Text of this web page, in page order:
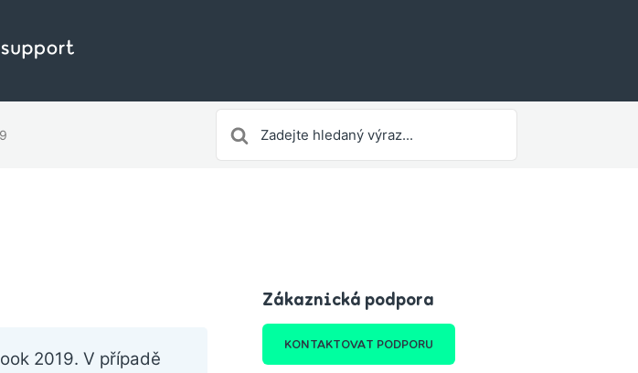
For
2019. V případě
Zákaznická podpora
KONTAKTOVAT PODPORU